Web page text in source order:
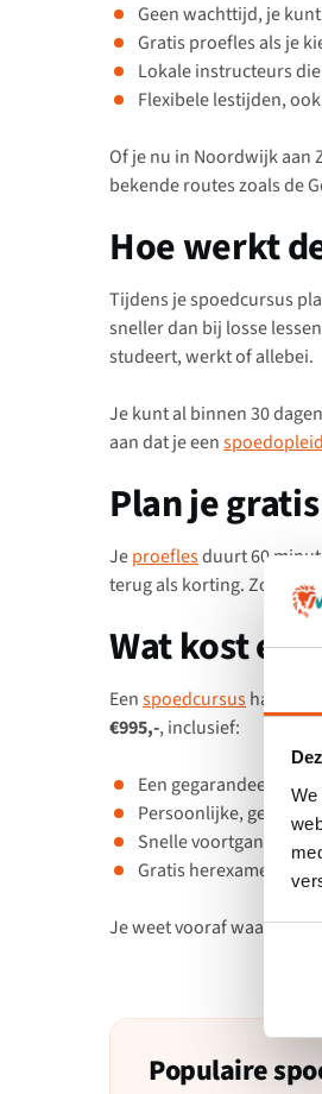
Geen wachttijd, je
Gratis proefles als je
Lokale instructeurs
Flexibele lestijden,
Of je nu in Noordwijk aan
bekende routes zoals de
Hoe werkt
Tijdens je spoedcursus
sneller dan bij losse
studeert, werkt of allebei.
Je kunt al binnen 30
aan dat je een
Plan je
Jeproeflesduurt 60
terug als korting. Zo is je
Wat kost
Eenspoedcursushalen
€995,-, inclusief:
Een gegarandeerd
Persoonlijke, gerichte
Snelle voortgang met
Gratis herexamen als
Je weet vooraf waar je
Populaire